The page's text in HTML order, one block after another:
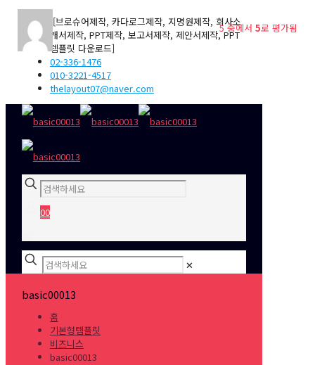
[브로슈어제작, 카다로그제작, 지명원제작, 회사소
개서제작, PPT제작, 보고서제작, 제안서제작, PPT
템플릿 다운로드]
02-336-1476
010-3221-4517
thelayout07@naver.com
00
✕
basic00013
홈
기본형템플릿
비즈니스
basic00013